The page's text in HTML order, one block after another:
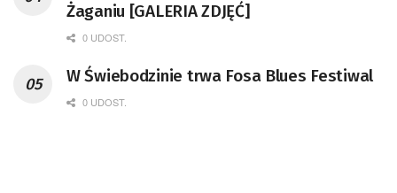
Żaganiu [GALERIA ZDJĘĆ]
0 UDOST.
W Świebodzinie trwa Fosa Blues Festiwal
0 UDOST.